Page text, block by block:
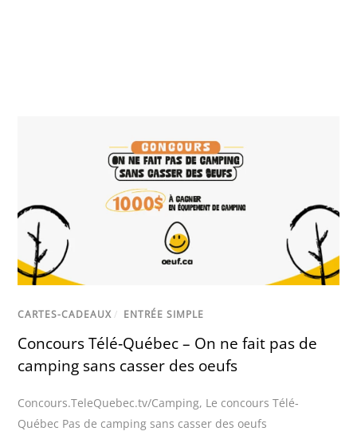
CARTES-CADEAUX / ENTRÉE SIMPLE
Concours Télé‐Québec – On ne fait pas de
camping sans casser des oeufs
Concours.TeleQuebec.tv/Camping, Le concours Télé‐
Québec Pas de camping sans casser des oeufs